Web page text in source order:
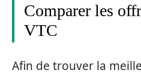
Comparer les
VTC
Afin de trouver la